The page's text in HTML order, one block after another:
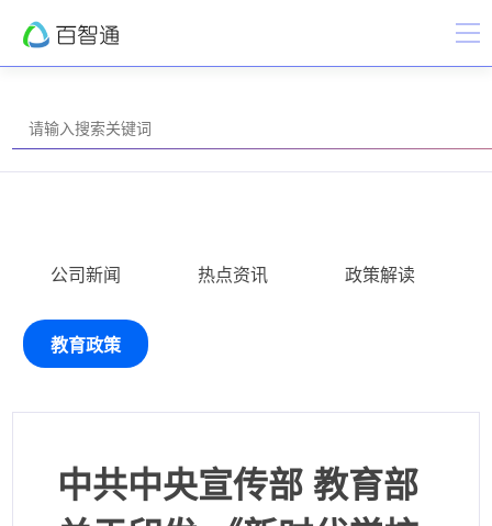
公司新闻 热点资讯 政策解读
教育政策
中共中央宣传部 教育部